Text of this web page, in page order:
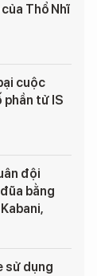
Thổ Nhĩ
cuộc
phần tử IS
đội
bằng
sử dụng